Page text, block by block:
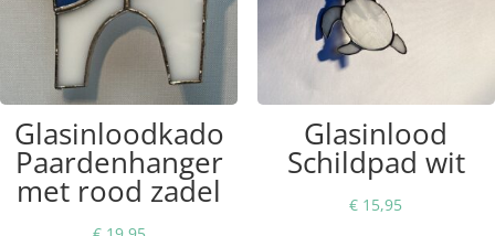
Glasinloodkado
Paardenhanger
met rood zadel
Glasinlood
Schildpad wit
€ 15,95